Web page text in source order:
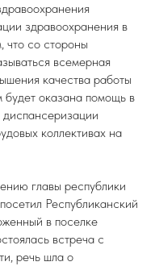
здравоохранения в
что со стороны
всемерная
качества работы
оказана помощь в
коллективах на
главы республики
Республиканский
в поселке
встреча с
речь шла о